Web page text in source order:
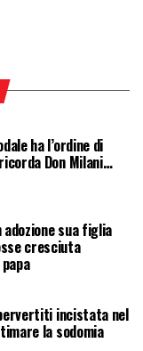
ha l’ordine di
Don Milani…
sua figlia
cresciuta
incistata nel
la sodomia